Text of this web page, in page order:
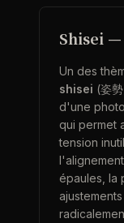
Shisei —
Un des
shisei (姿
d'une
qui permet
tension
épaules, la